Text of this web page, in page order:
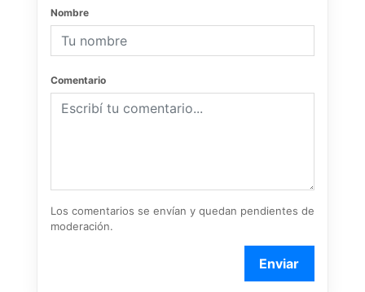
Nombre
Comentario
Los comentarios se envían y quedan pendientes de
moderación.
Enviar